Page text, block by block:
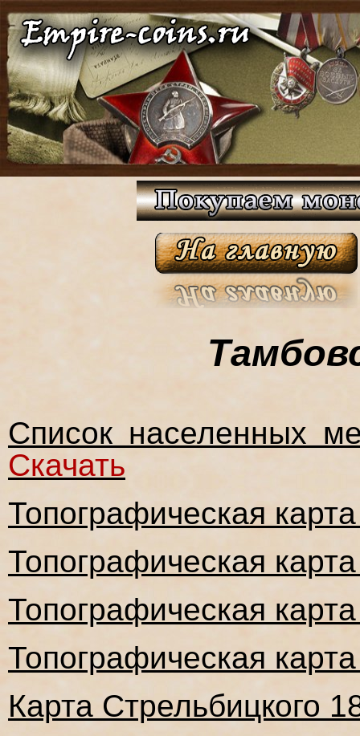
Список населенных
Скачать
Топографическая
Топографическая
Топографическая
Топографическая
Карта Стрельбицкого